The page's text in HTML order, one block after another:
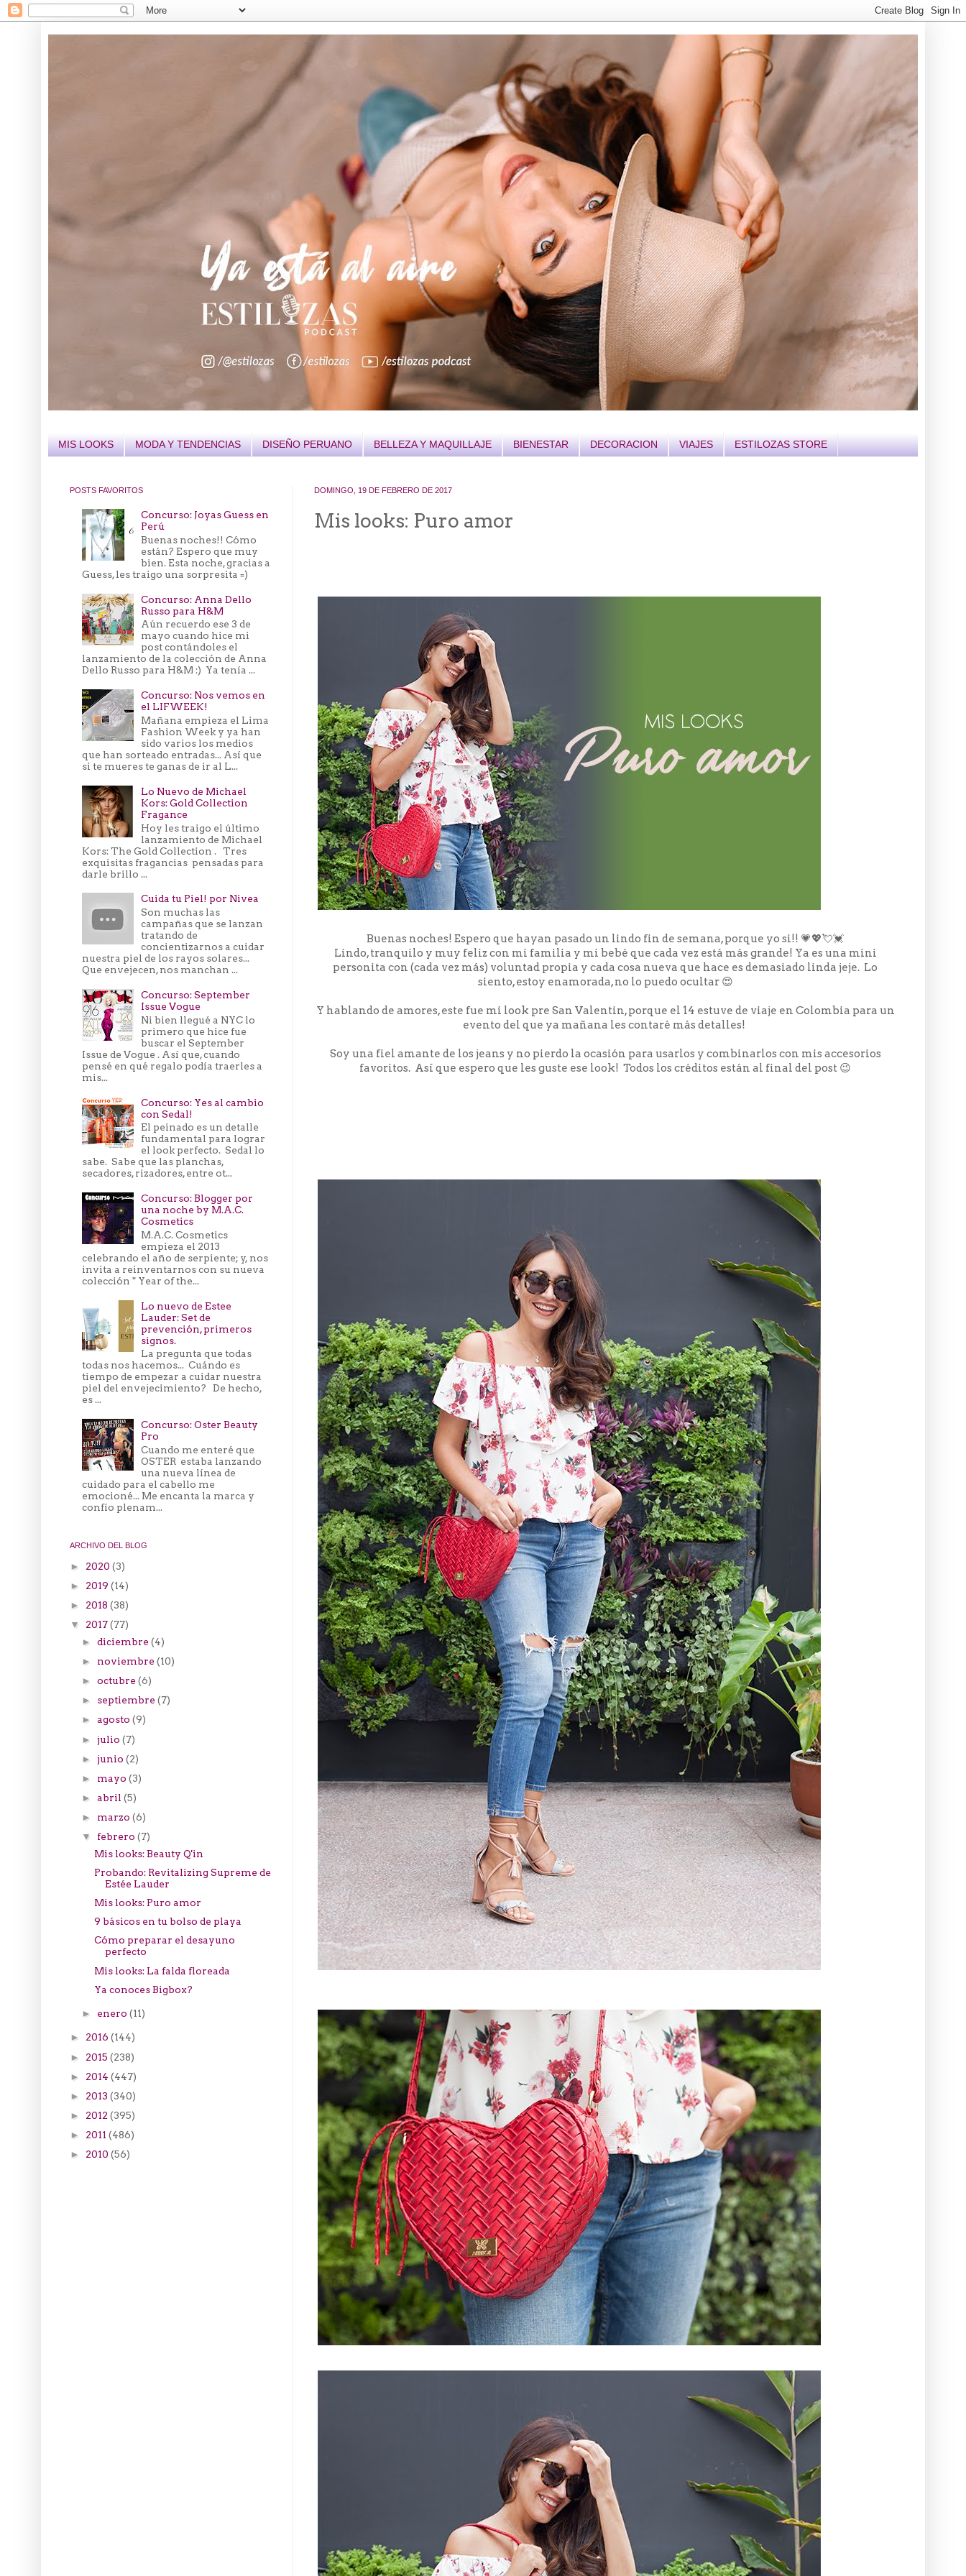
MIS LOOKS MODA Y TENDENCIAS DISEÑO PERUANO BELLEZA Y MAQUILLAJE BIENESTAR DECORACION VIAJES ESTILOZAS STORE
DOMINGO, 19 DE FEBRERO DE 2017
Mis looks: Puro amor
Buenas noches! Espero que hayan pasado un lindo fin de semana, porque yo si!! 💗💖💘💓
Lindo, tranquilo y muy feliz con mi familia y mi bebé que cada vez está más grande! Ya es una mini
personita con (cada vez más) voluntad propia y cada cosa nueva que hace es demasiado linda jeje. Lo
siento, estoy enamorada, no lo puedo ocultar 😍
Y hablando de amores, este fue mi look pre San Valentin, porque el 14 estuve de viaje en Colombia para un
evento del que ya mañana les contaré más detalles!
Soy una fiel amante de los jeans y no pierdo la ocasión para usarlos y combinarlos con mis accesorios
favoritos. Así que espero que les guste ese look! Todos los créditos están al final del post 😉
POSTS FAVORITOS
Concurso: Joyas Guess en
Perú
Buenas noches!! Cómo
están? Espero que muy
bien. Esta noche, gracias a
Guess, les traigo una sorpresita =)
Concurso: Anna Dello
Russo para H&M
Aún recuerdo ese 3 de
mayo cuando hice mi
post contándoles el
lanzamiento de la colección de Anna
Dello Russo para H&M :) Ya tenía ...
Concurso: Nos vemos en
el LIFWEEK!
Mañana empieza el Lima
Fashion Week y ya han
sido varios los medios
que han sorteado entradas... Así que
si te mueres te ganas de ir al L...
Lo Nuevo de Michael
Kors: Gold Collection
Fragance
Hoy les traigo el último
lanzamiento de Michael
Kors: The Gold Collection . Tres
exquisitas fragancias pensadas para
darle brillo ...
Cuida tu Piel! por Nivea
Son muchas las
campañas que se lanzan
tratando de
concientizarnos a cuidar
nuestra piel de los rayos solares...
Que envejecen, nos manchan ...
Concurso: September
Issue Vogue
Ni bien llegué a NYC lo
primero que hice fue
buscar el September
Issue de Vogue . Así que, cuando
pensé en qué regalo podía traerles a
mis...
Concurso: Yes al cambio
con Sedal!
El peinado es un detalle
fundamental para lograr
el look perfecto. Sedal lo
sabe. Sabe que las planchas,
secadores, rizadores, entre ot...
Concurso: Blogger por
una noche by M.A.C.
Cosmetics
M.A.C. Cosmetics
empieza el 2013
celebrando el año de serpiente; y, nos
invita a reinventarnos con su nueva
colección " Year of the...
Lo nuevo de Estee
Lauder: Set de
prevención, primeros
signos.
La pregunta que todas
todas nos hacemos... Cuándo es
tiempo de empezar a cuidar nuestra
piel del envejecimiento? De hecho,
es ...
Concurso: Oster Beauty
Pro
Cuando me enteré que
OSTER estaba lanzando
una nueva línea de
cuidado para el cabello me
emocioné... Me encanta la marca y
confío plenam...
ARCHIVO DEL BLOG
► 2020 (3)
► 2019 (14)
► 2018 (38)
▼ 2017(77)
►diciembre(4)
► noviembre(10)
►octubre(6)
► septiembre(7)
►agosto(9)
►julio(7)
►junio(2)
► mayo(3)
►abril(5)
► marzo(6)
▼febrero(7)
Mis looks: Beauty Q'in
Probando: Revitalizing Supreme de
Estée Lauder
Mis looks: Puro amor
9 básicos en tu bolso de playa
Cómo preparar el desayuno
perfecto
Mis looks: La falda floreada
Ya conoces Bigbox?
► enero(11)
► 2016 (144)
► 2015 (238)
► 2014 (447)
► 2013 (340)
► 2012 (395)
► 2011 (486)
► 2010 (56)